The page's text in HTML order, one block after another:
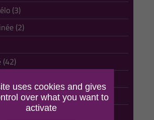
(3)
(2)
(42)
(3)
uses cookies and gives
over what you want to
activate